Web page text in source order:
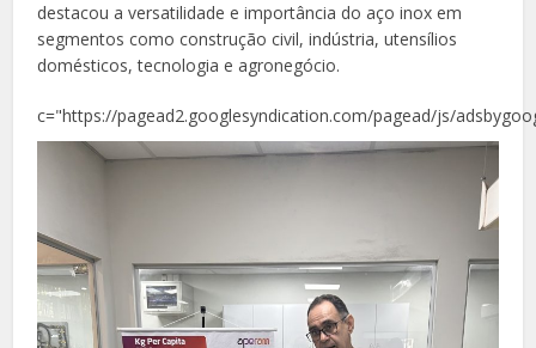
destacou a versatilidade e importância do aço inox em
segmentos como construção civil, indústria, utensílios
domésticos, tecnologia e agronegócio.
c="https://pagead2.googlesyndication.com/pagead/js/